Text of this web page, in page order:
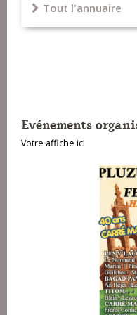
Tout l'annuaire
Evénements
Votre affiche ici